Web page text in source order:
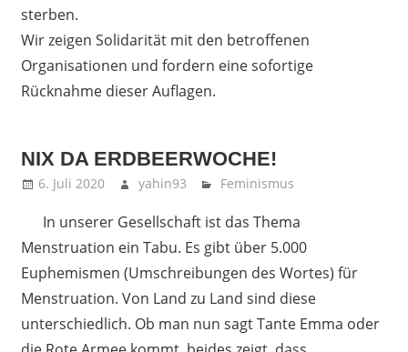
sterben.
Wir zeigen Solidarität mit den betroffenen
Organisationen und fordern eine sofortige
Rücknahme dieser Auflagen.
NIX DA ERDBEERWOCHE!
6. Juli 2020 yahin93 Feminismus
In unserer Gesellschaft ist das Thema
Menstruation ein Tabu. Es gibt über 5.000
Euphemismen (Umschreibungen des Wortes) für
Menstruation. Von Land zu Land sind diese
unterschiedlich. Ob man nun sagt Tante Emma oder